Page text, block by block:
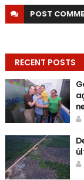
POST
RECENT POSTS